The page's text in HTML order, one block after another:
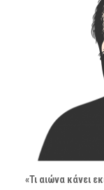
«Τι αιώνα κάνει